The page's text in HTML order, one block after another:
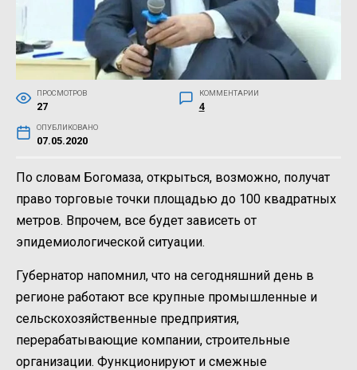
ПРОСМОТРОВ
27
КОММЕНТАРИИ
4
ОПУБЛИКОВАНО
07.05.2020
По словам Богомаза, открыться, возможно, получат
право торговые точки площадью до 100 квадратных
метров. Впрочем, все будет зависеть от
эпидемиологической ситуации.
Губернатор напомнил, что на сегодняшний день в
регионе работают все крупные промышленные и
сельскохозяйственные предприятия,
перерабатывающие компании, строительные
организации. Функционируют и смежные